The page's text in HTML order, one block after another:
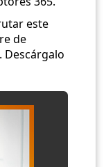
este
de
Descárgalo